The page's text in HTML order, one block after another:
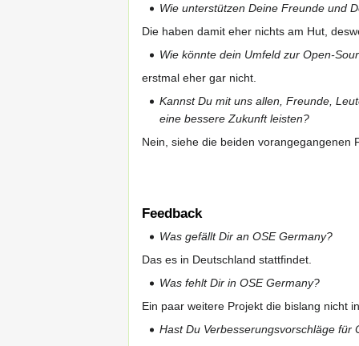
Wie unterstützen Deine Freunde und
Die haben damit eher nichts am Hut,
Wie könnte dein Umfeld zur Open-
erstmal eher gar nicht.
Kannst Du mit uns allen, Freunde,
eine bessere Zukunft leisten?
Nein, siehe die beiden vorangegangenen
Feedback
Was gefällt Dir an OSE Germany?
Das es in Deutschland stattfindet.
Was fehlt Dir in OSE Germany?
Ein paar weitere Projekt die bislang nicht
Hast Du Verbesserungsvorschläge für